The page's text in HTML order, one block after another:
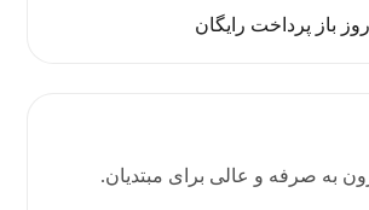
باز پرداخت رایگان
به صرفه و عالی برای مبتدیان.